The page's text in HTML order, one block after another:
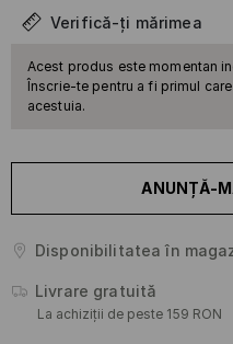
Verifică-ți mărimea
Acest produs este momentan
Înscrie-te pentru a fi primul
acestuia.
ANUNȚĂ-
Disponibilitatea în
Livrare gratuită
La achiziții de peste 159 RON